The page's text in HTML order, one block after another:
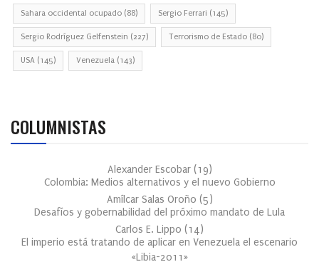
Sahara occidental ocupado (88) Sergio Ferrari (145)
Sergio Rodríguez Gelfenstein (227) Terrorismo de Estado (80)
USA (145) Venezuela (143)
COLUMNISTAS
Alexander Escobar (19)
Colombia: Medios alternativos y el nuevo Gobierno
Amílcar Salas Oroño (5)
Desafíos y gobernabilidad del próximo mandato de Lula
Carlos E. Lippo (14)
El imperio está tratando de aplicar en Venezuela el escenario
«Libia-2011»